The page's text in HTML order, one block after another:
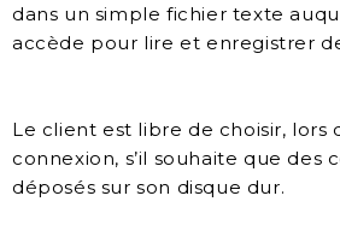
dans un simple fichier texte
accède pour lire et enregistrer
Le client est libre de choisir, lors
connexion, s’il souhaite que des
déposés sur son disque dur.